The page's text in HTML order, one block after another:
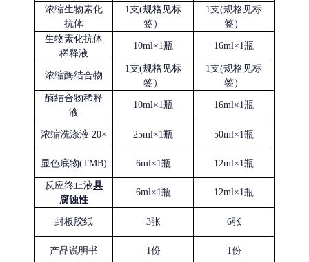
浓缩生物素化
抗体
1支(规格见标
签）
1支(规格见标
签）
生物素化抗体
稀释液
10ml×1瓶 16ml×1瓶
浓缩酶结合物
1支(规格见标
签）
1支(规格见标
签）
酶结合物稀释
液
10ml×1瓶 16ml×1瓶
浓缩洗涤液 20× 25ml×1瓶 50ml×1瓶
显色底物(TMB) 6ml×1瓶 12ml×1瓶
反应终止液具
腐蚀性
6ml×1瓶 12ml×1瓶
封板胶纸 3张 6张
产品说明书 1份 1份